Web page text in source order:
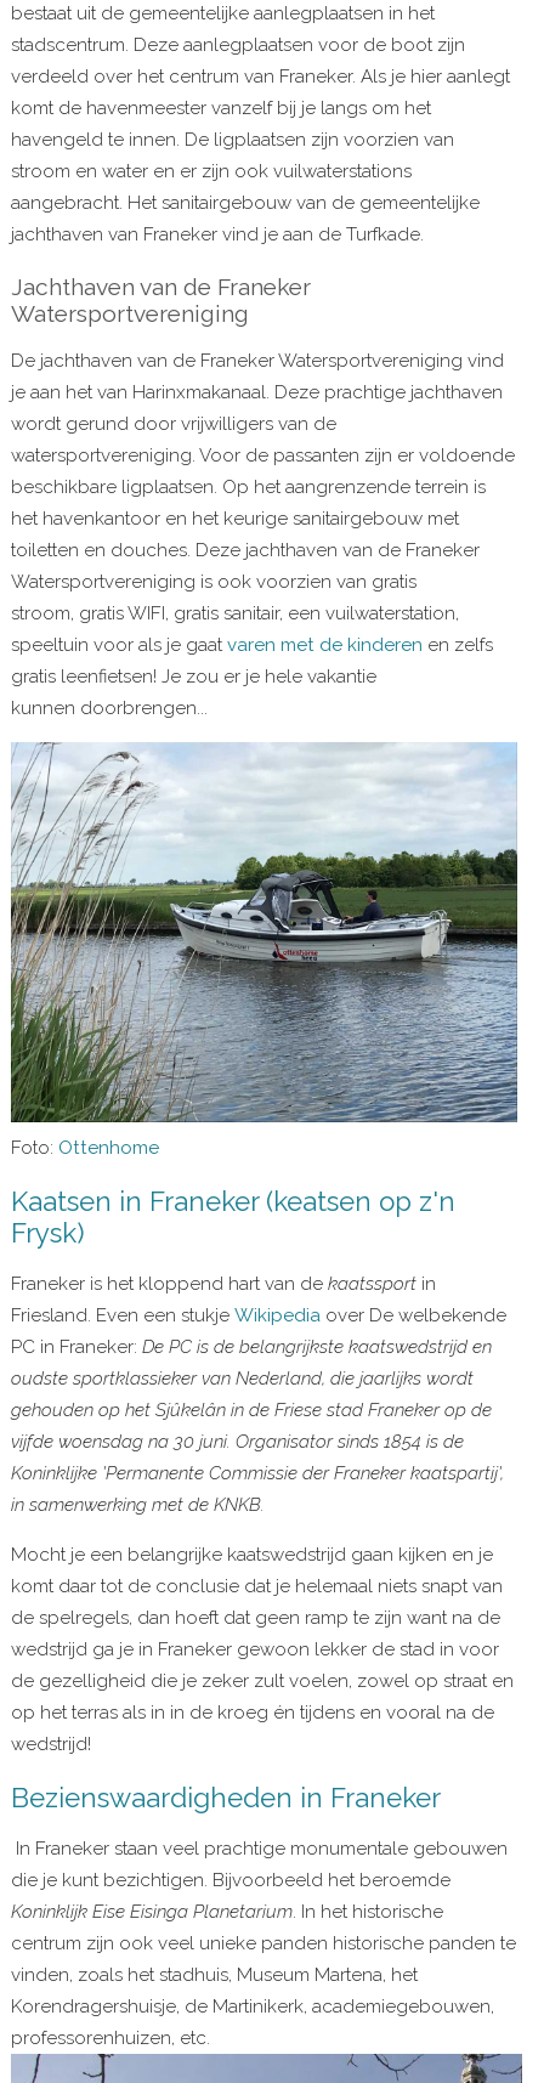
bestaat uit de gemeentelijke aanlegplaatsen in het
stadscentrum. Deze aanlegplaatsen voor de boot zijn
verdeeld over het centrum van Franeker. Als je hier aanlegt
komt de havenmeester vanzelf bij je langs om het
havengeld te innen. De ligplaatsen zijn voorzien van
stroom en water en er zijn ook vuilwaterstations
aangebracht. Het sanitairgebouw van de gemeentelijke
jachthaven van Franeker vind je aan de Turfkade.
Jachthaven van de Franeker
Watersportvereniging
De jachthaven van de Franeker Watersportvereniging vind
je aan het van Harinxmakanaal. Deze prachtige jachthaven
wordt gerund door vrijwilligers van de
watersportvereniging. Voor de passanten zijn er voldoende
beschikbare ligplaatsen. Op het aangrenzende terrein is
het havenkantoor en het keurige sanitairgebouw met
toiletten en douches. Deze jachthaven van de Franeker
Watersportvereniging is ook voorzien van gratis
stroom, gratis WIFI, gratis sanitair, een vuilwaterstation,
speeltuin voor als je gaatvaren met de kinderen en zelfs
gratis leenfietsen! Je zou er je hele vakantie
kunnen doorbrengen...
Foto: Ottenhome
Kaatsen in Franeker (keatsen op z'n
Frysk)
Franeker is het kloppend hart van de kaatssport in
Friesland. Even een stukje Wikipediaover De welbekende
PC in Franeker: De PC is de belangrijkste kaatswedstrijd en
oudste sportklassieker van Nederland, die jaarlijks wordt
gehouden op het Sjûkelân in de Friese stad Franeker op de
vijfde woensdag na 30 juni. Organisator sinds 1854 is de
Koninklijke 'Permanente Commissie der Franeker kaatspartij',
in samenwerking met de KNKB.
Mocht je een belangrijke kaatswedstrijd gaan kijken en je
komt daar tot de conclusie dat je helemaal niets snapt van
de spelregels, dan hoeft dat geen ramp te zijn want na de
wedstrijd ga je in Franeker gewoon lekker de stad in voor
de gezelligheid die je zeker zult voelen, zowel op straat en
op het terras als in in de kroeg én tijdens en vooral na de
wedstrijd!
Bezienswaardigheden in Franeker
In Franeker staan veel prachtige monumentale gebouwen
die je kunt bezichtigen. Bijvoorbeeld het beroemde
Koninklijk Eise Eisinga Planetarium. In het historische
centrum zijn ook veel unieke panden historische panden te
vinden, zoals het stadhuis, Museum Martena, het
Korendragershuisje, de Martinikerk, academiegebouwen,
professorenhuizen, etc.